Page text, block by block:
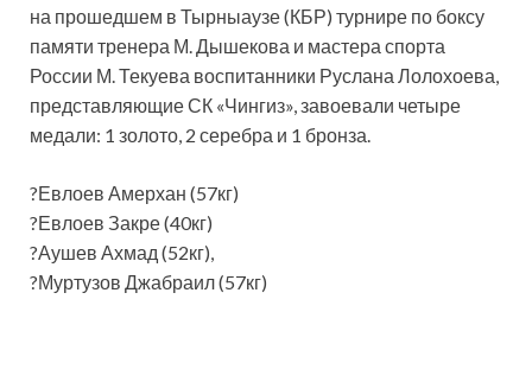
на прошедшем в Тырныаузе (КБР) турнире по боксу
памяти тренера М. Дышекова и мастера спорта
России М. Текуева воспитанники Руслана Лолохоева,
представляющие СК «Чингиз», завоевали четыре
медали: 1 золото, 2 серебра и 1 бронза.
?Евлоев Амерхан (57кг)
?Евлоев Закре (40кг)
?Аушев Ахмад (52кг),
?Муртузов Джабраил (57кг)